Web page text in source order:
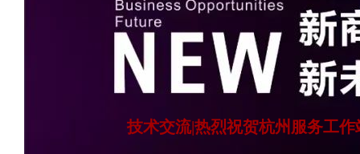
技术交流|热烈祝贺杭州服务工